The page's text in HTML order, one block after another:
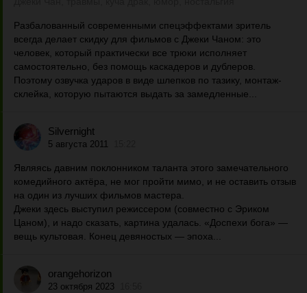
Разбалованный современными спецэффектами зритель
всегда делает скидку для фильмов с Джеки Чаном: это
человек, который практически все трюки исполняет
самостоятельно, без помощь каскадеров и дублеров.
Поэтому озвучка ударов в виде шлепков по тазику, монтаж-
склейка, которую пытаются выдать за замедленные...
Silvernight
5 августа 2011
Являясь давним поклонником таланта этого замечательного
комедийного актёра, не мог пройти мимо, и не оставить отзыв
на один из лучших фильмов мастера.
Джеки здесь выступил режиссером (совместно с Эриком
Цаном), и надо сказать, картина удалась. «Доспехи бога» —
вещь культовая. Конец девяностых — эпоха...
orangehorizon
23 октября 2023